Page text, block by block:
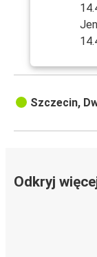
Szczecin,
Odkryj